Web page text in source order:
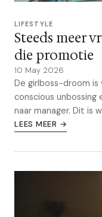
LIFESTYLE
Steeds meer
die promotie
10 May 2026
De girlboss-droom is
conscious
naar manager. Dit is
LEES MEER →